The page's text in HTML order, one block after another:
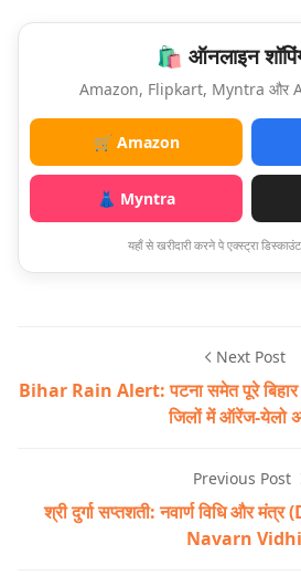
🛍️ ऑनलाइन
Amazon, Flipkart, Myntra और
🛒 Amazon
👗 Myntra
यहाँ से खरीदारी करने पे एक्स्ट्रा
Next Post
Bihar Rain Alert: पटना समेत पूरे बिहार
जिलों में ऑरेंज-येलो
Previous Post
श्री दुर्गा सप्तशती: नवार्ण विधि और
Navarn